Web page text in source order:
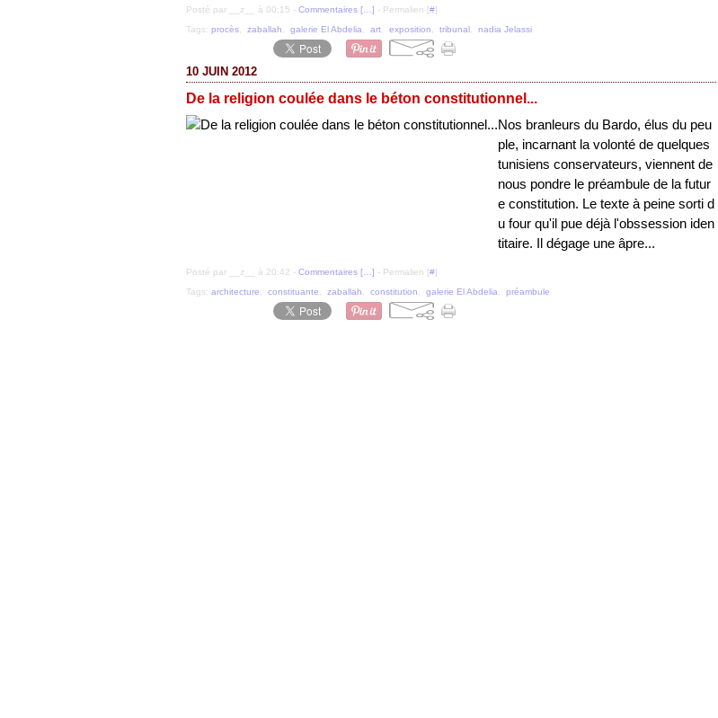
Posté par __z__ à 00:15 - Commentaires [ ] - Permalien [#]
Tags: procès zaballah galerie El Abdelia art exposition tribunal nadia Jelassi
10 JUIN 2012
De la religion coulée dans le béton constitutionnel...
Nos branleurs du Bardo, élus du peu
ple, incarnant la volonté de quelques
tunisiens conservateurs, viennent de
nous pondre le préambule de la futur
e constitution. Le texte à peine sorti d
u four qu'il pue déjà l'obssession iden
titaire. Il dégage une âpre...
Posté par __z__ à 20:42 - Commentaires [ ] - Permalien [#]
Tags: architecture constituante zaballah constitution galerie El Abdelia préambule